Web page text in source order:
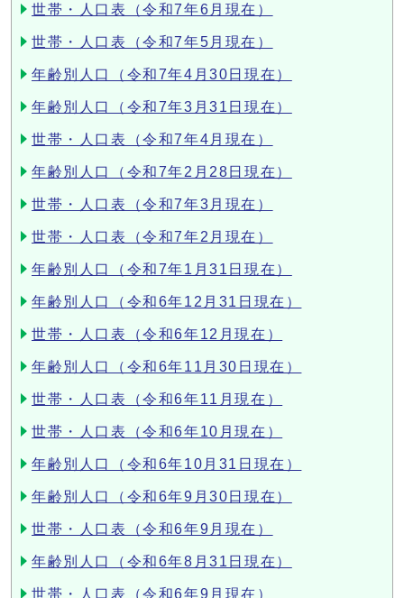
世帯・人口表（令和7年6月現在）
世帯・人口表（令和7年5月現在）
年齢別人口（令和7年4月30日現在）
年齢別人口（令和7年3月31日現在）
世帯・人口表（令和7年4月現在）
年齢別人口（令和7年2月28日現在）
世帯・人口表（令和7年3月現在）
世帯・人口表（令和7年2月現在）
年齢別人口（令和7年1月31日現在）
年齢別人口（令和6年12月31日現在）
世帯・人口表（令和6年12月現在）
年齢別人口（令和6年11月30日現在）
世帯・人口表（令和6年11月現在）
世帯・人口表（令和6年10月現在）
年齢別人口（令和6年10月31日現在）
年齢別人口（令和6年9月30日現在）
世帯・人口表（令和6年9月現在）
年齢別人口（令和6年8月31日現在）
世帯・人口表（令和6年9月現在）